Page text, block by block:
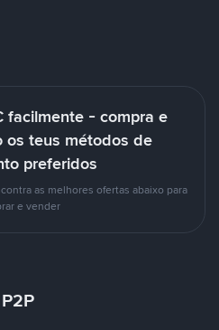
facilmente - compra e
os teus métodos de
preferidos
as melhores ofertas abaixo para
e vender